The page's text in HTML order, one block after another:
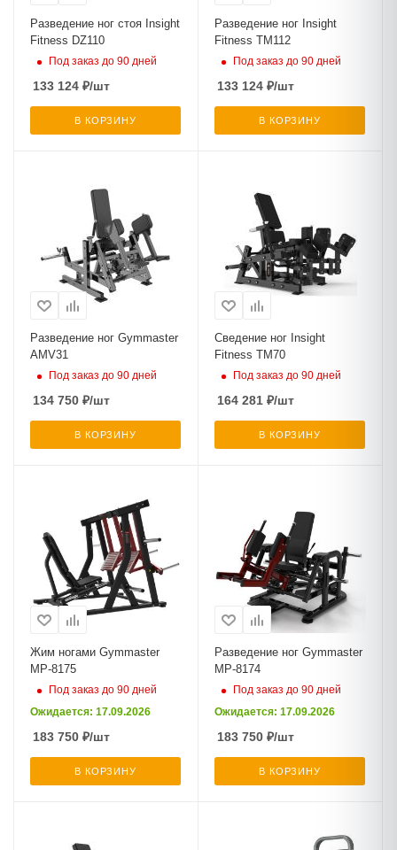
Разведение ног стоя Insight
Fitness DZ110
Под заказ до 90 дней
133 124 ₽/шт
В КОРЗИНУ
Разведение ног Insight
Fitness TM112
Под заказ до 90 дней
133 124 ₽/шт
В КОРЗИНУ
Разведение ног Gymmaster
AMV31
Под заказ до 90 дней
134 750 ₽/шт
В КОРЗИНУ
Сведение ног Insight
Fitness TM70
Под заказ до 90 дней
164 281 ₽/шт
В КОРЗИНУ
Жим ногами Gymmaster
MP-8175
Под заказ до 90 дней
Ожидается: 17.09.2026
183 750 ₽/шт
В КОРЗИНУ
Разведение ног Gymmaster
MP-8174
Под заказ до 90 дней
Ожидается: 17.09.2026
183 750 ₽/шт
В КОРЗИНУ